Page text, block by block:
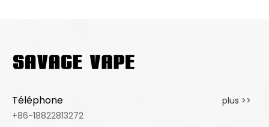
Téléphone
plus >>
+86-18822813272